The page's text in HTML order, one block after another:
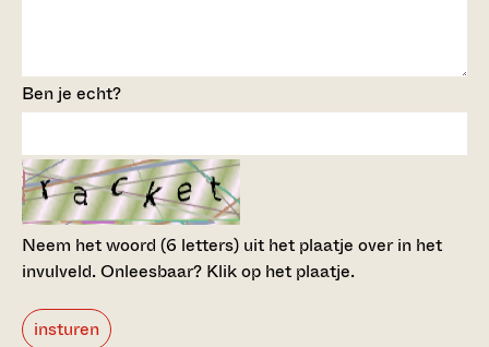
Ben je echt?
Neem het woord (6 letters) uit het plaatje over in het
invulveld.Onleesbaar? Klik op het plaatje.
insturen